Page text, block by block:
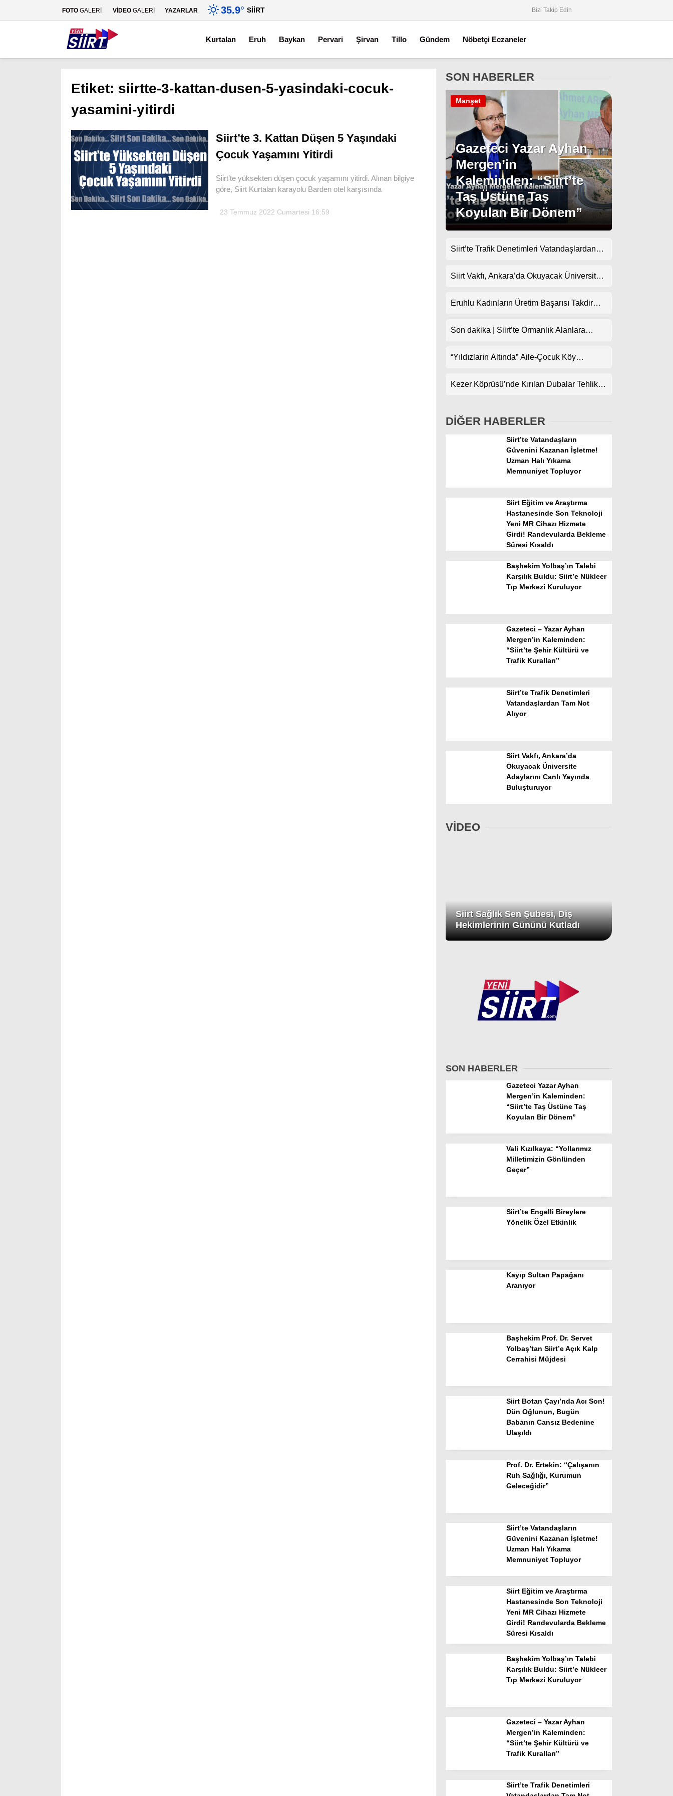
Gündem
Ekonomi
Spor
WhatsApp İhbar Hattı
FOTO GALERİ VİDEO GALERİ YAZARLAR 35.9° SIIRT Bizi Takip Edin
Kurtalan Eruh Baykan Pervari Şirvan Tillo Gündem Nöbetçi Eczaneler
Etiket: siirtte-3-kattan-dusen-5-yasindaki-cocuk-
yasamini-yitirdi
Siirt’te 3. Kattan Düşen 5 Yaşındaki
Çocuk Yaşamını Yitirdi
Siirt’te yüksekten düşen çocuk yaşamını yitirdi. Alınan bilgiye
göre, Siirt Kurtalan karayolu Barden otel karşısında
23 Temmuz 2022 Cumartesi 16:59
SON HABERLER
Gazeteci Yazar Ayhan
Mergen’in
Kaleminden: “Siirt’te
Taş Üstüne Taş
Koyulan Bir Dönem”
Manşet
Siirt’te Trafik Denetimleri Vatandaşlardan
Siirt Vakfı, Ankara’da Okuyacak Üniversite
Eruhlu Kadınların Üretim Başarısı Takdir
Son dakika | Siirt’te Ormanlık Alanlara
“Yıldızların Altında” Aile-Çocuk Köy
Köylerindeki Çocuklarla Buluşuyor
Kezer Köprüsü’nde Kırılan Dubalar Tehlike
DİĞER HABERLER
Siirt’te Vatandaşların
Güvenini Kazanan İşletme!
Uzman Halı Yıkama
Memnuniyet Topluyor
Siirt Eğitim ve Araştırma
Hastanesinde Son Teknoloji
Yeni MR Cihazı Hizmete
Girdi! Randevularda Bekleme
Süresi Kısaldı
Başhekim Yolbaş’ın Talebi
Karşılık Buldu: Siirt’e Nükleer
Tıp Merkezi Kuruluyor
Gazeteci – Yazar Ayhan
Mergen’in Kaleminden:
“Siirt’te Şehir Kültürü ve
Trafik Kuralları”
Siirt’te Trafik Denetimleri
Vatandaşlardan Tam Not
Alıyor
Siirt Vakfı, Ankara’da
Okuyacak Üniversite
Adaylarını Canlı Yayında
Buluşturuyor
VİDEO
Siirt Sağlık Sen Şubesi, Diş
Hekimlerinin Gününü Kutladı
SON HABERLER
Gazeteci Yazar Ayhan
Mergen’in Kaleminden:
“Siirt’te Taş Üstüne Taş
Koyulan Bir Dönem”
Vali Kızılkaya: “Yollarımız
Milletimizin Gönlünden
Geçer”
Siirt’te Engelli Bireylere
Yönelik Özel Etkinlik
Kayıp Sultan Papağanı
Aranıyor
Başhekim Prof. Dr. Servet
Yolbaş’tan Siirt’e Açık Kalp
Cerrahisi Müjdesi
Siirt Botan Çayı’nda Acı Son!
Dün Oğlunun, Bugün
Babanın Cansız Bedenine
Ulaşıldı
Prof. Dr. Ertekin: “Çalışanın
Ruh Sağlığı, Kurumun
Geleceğidir”
Siirt’te Vatandaşların
Güvenini Kazanan İşletme!
Uzman Halı Yıkama
Memnuniyet Topluyor
Siirt Eğitim ve Araştırma
Hastanesinde Son Teknoloji
Yeni MR Cihazı Hizmete
Girdi! Randevularda Bekleme
Süresi Kısaldı
Başhekim Yolbaş’ın Talebi
Karşılık Buldu: Siirt’e Nükleer
Tıp Merkezi Kuruluyor
Gazeteci – Yazar Ayhan
Mergen’in Kaleminden:
“Siirt’te Şehir Kültürü ve
Trafik Kuralları”
Siirt’te Trafik Denetimleri